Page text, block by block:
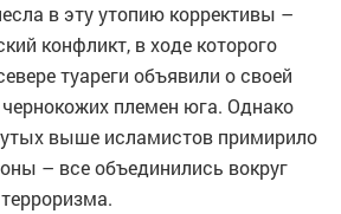
в эту утопию коррективы –
конфликт, в ходе которого
туареги объявили о своей
племен юга. Однако
выше исламистов примирило
– все объединились вокруг